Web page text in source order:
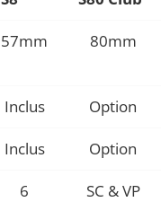
57mm 80mm
Inclus Option
Inclus Option
6
SC & VP